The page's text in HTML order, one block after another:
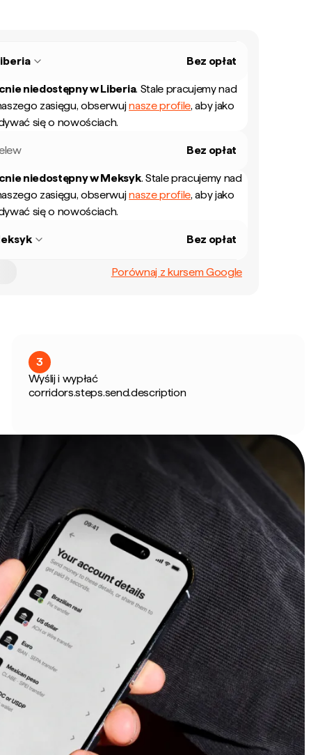
Bez opłat
niedostępny wLiberia. Stale pracujemy nad
zasięgu, obserwujnasze profile, aby jako
się o nowościach.
Bez opłat
niedostępny wMeksyk. Stale pracujemy nad
zasięgu, obserwujnasze profile, aby jako
się o nowościach.
Bez opłat
Porównaj z kursem Google
3
Wyślij i wypłać
corridors.steps.send.description